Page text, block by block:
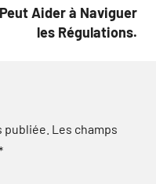
Aider à Naviguer
les Régulations.
publiée. Les champs